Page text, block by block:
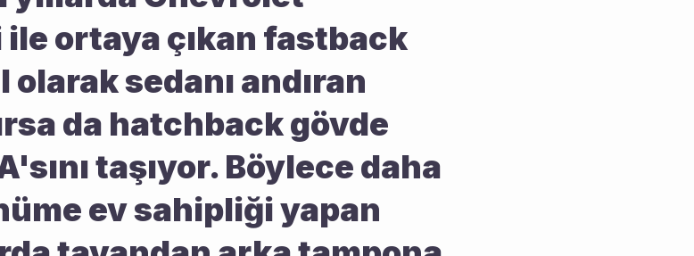
ortaya çıkan fastback
sedanı andıran
da hatchback gövde
taşıyor. Böylece daha
ev sahipliği yapan